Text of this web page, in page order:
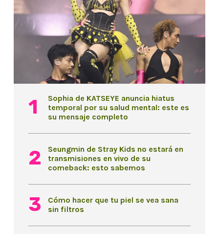
Sophia de KATSEYE anuncia hiatus
temporal por su salud mental: este es
su mensaje completo
Seungmin de Stray Kids no estará en
transmisiones en vivo de su
comeback: esto sabemos
Cómo hacer que tu piel se vea sana
sin filtros